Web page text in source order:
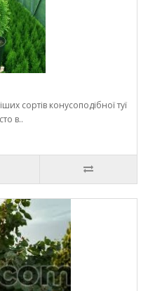
сортів конусоподібної туї
в..